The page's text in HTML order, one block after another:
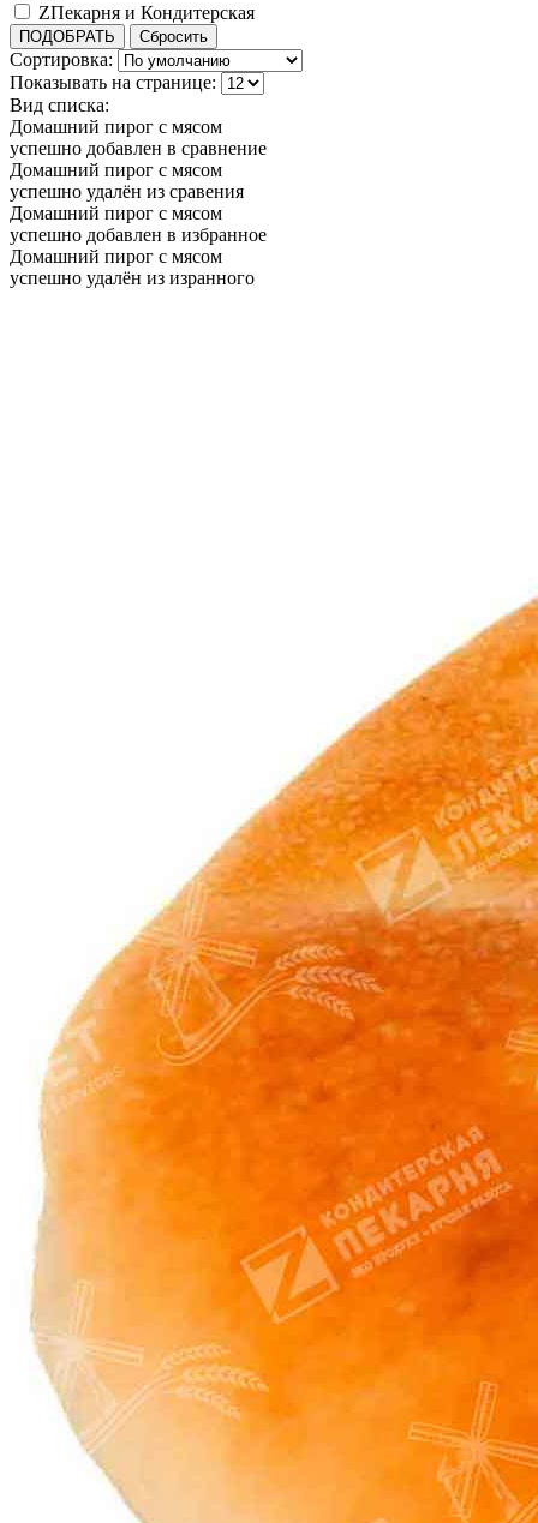
ZПекарня и Кондитерская
ПОДОБРАТЬ Сбросить
Сортировка:
Показывать на странице:
Вид списка:
Домашний пирог с мясом
успешно добавлен в сравнение
Домашний пирог с мясом
успешно удалён из сравения
Домашний пирог с мясом
успешно добавлен в избранное
Домашний пирог с мясом
успешно удалён из изранного